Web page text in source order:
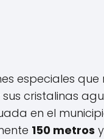
especiales
cristalinas
en el
150 metros